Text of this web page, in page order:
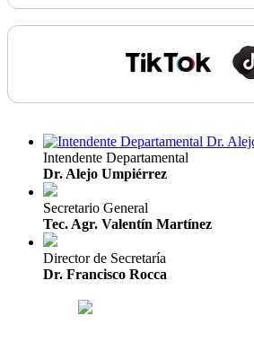
Intendente Departamental
Dr. Alejo Umpiérrez
Secretario General
Tec. Agr. Valentín Martínez
Director de Secretaría
Dr. Francisco Rocca